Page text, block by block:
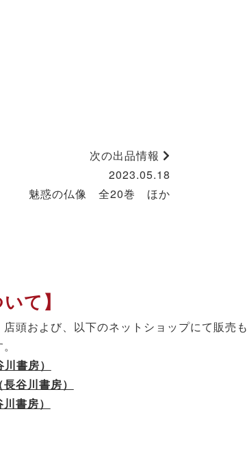
次の出品情報
2023.05.18
魅惑の仏像 全20巻 ほか
て】
頭および、以下のネットショップにて販売も
書房）
谷川書房）
書房）